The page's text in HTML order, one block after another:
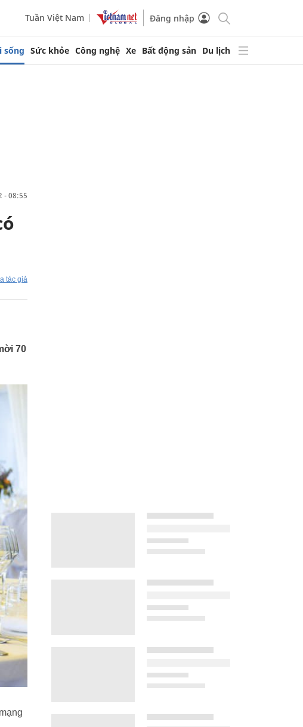
Tuần Việt Nam Đăng nhập
sống Sức khỏe Công nghệ Xe Bất động sản Du lịch
- 08:55
tác giả
70